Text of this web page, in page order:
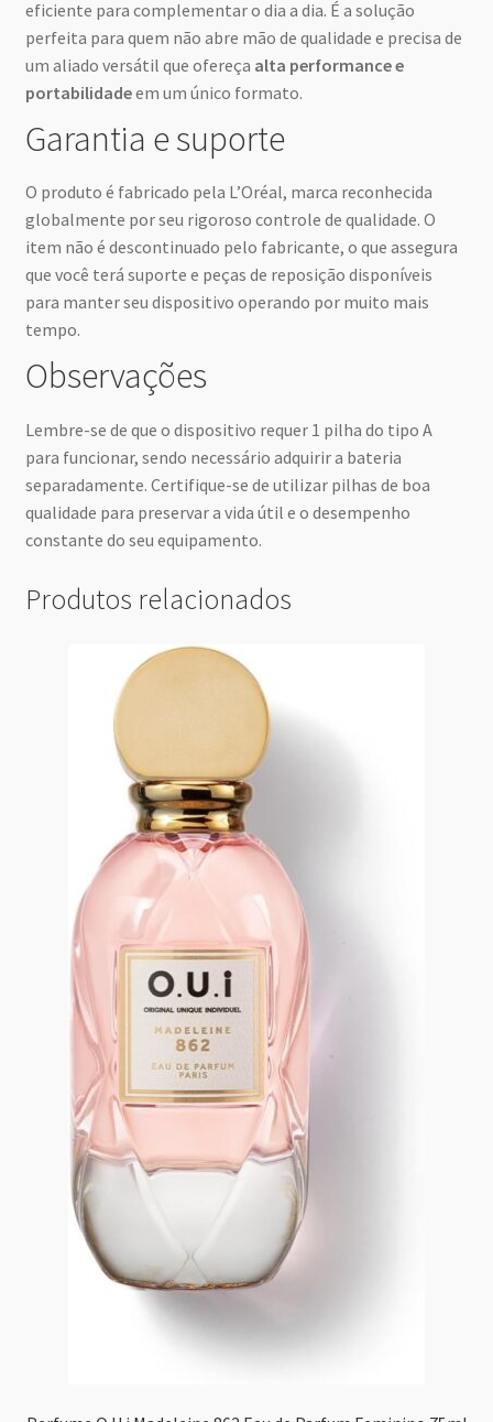
eficiente para complementar o dia a dia. É a solução
perfeita para quem não abre mão de qualidade e precisa de
um aliado versátil que ofereça alta performance e
portabilidadeem um único formato.
Garantia e suporte
O produto é fabricado pela L’Oréal, marca reconhecida
globalmente por seu rigoroso controle de qualidade. O
item não é descontinuado pelo fabricante, o que assegura
que você terá suporte e peças de reposição disponíveis
para manter seu dispositivo operando por muito mais
tempo.
Observações
Lembre-se de que o dispositivo requer 1 pilha do tipo A
para funcionar, sendo necessário adquirir a bateria
separadamente. Certifique-se de utilizar pilhas de boa
qualidade para preservar a vida útil e o desempenho
constante do seu equipamento.
Produtos relacionados